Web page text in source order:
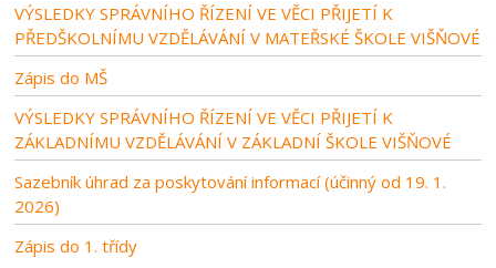
VÝSLEDKY SPRÁVNÍHO ŘÍZENÍ VE VĚCI PŘIJETÍ K
PŘEDŠKOLNÍMU VZDĚLÁVÁNÍ V MATEŘSKÉ ŠKOLE VIŠŇOVÉ
Zápis do MŠ
VÝSLEDKY SPRÁVNÍHO ŘÍZENÍ VE VĚCI PŘIJETÍ K
ZÁKLADNÍMU VZDĚLÁVÁNÍ V ZÁKLADNÍ ŠKOLE VIŠŇOVÉ
Sazebník úhrad za poskytování informací (účinný od 19. 1.
2026)
Zápis do 1. třídy